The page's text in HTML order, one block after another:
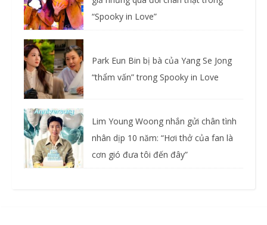
“Spooky in Love”
Park Eun Bin bị bà của Yang Se Jong
“thẩm vấn” trong Spooky in Love
Lim Young Woong nhắn gửi chân tình
nhân dịp 10 năm: “Hơi thở của fan là
cơn gió đưa tôi đến đây”